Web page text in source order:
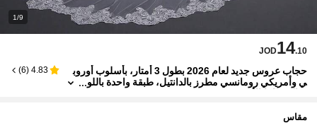
1/9
JOD14.10
حجاب عروس جديد لعام 2026 بطول 3 أمتار، بأسلوب أوروب
ي وأمريكي رومانسي مطرز بالدانتيل، طبقة واحدة باللو
4.83
(
6
)
مقاس